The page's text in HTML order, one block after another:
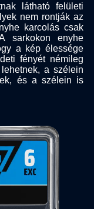
látható felületi
nem rontják az
karcolás csak
sarkokon enyhe
a kép élessége
fényét némileg
a szélein
és a szélein is